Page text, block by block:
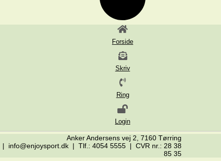
Forside
Skriv
Ring
Login
Anker Andersens vej 2, 7160 Tørring
| info@enjoysport.dk | Tlf.: 4054 5555 | CVR nr.: 28 38
85 35